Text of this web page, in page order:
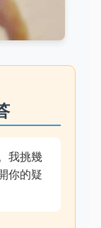
我挑幾
你的疑